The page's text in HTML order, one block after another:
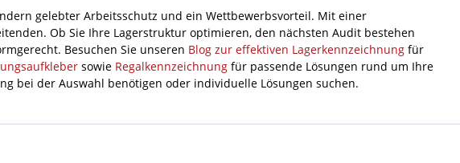
gelebter Arbeitsschutz und ein Wettbewerbsvorteil. Mit einer
Ob Sie Ihre Lagerstruktur optimieren, den nächsten Audit bestehen
Besuchen Sie unseren Blog zur effektiven Lagerkennzeichnung für
sowie Regalkennzeichnung für passende Lösungen rund um Ihre
bei der Auswahl benötigen oder individuelle Lösungen suchen.